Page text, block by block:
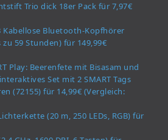
Trio dick 18er Pack für 7,97€
Kabellose Bluetooth-Kopfhörer
zu 59 Stunden) für 149,99€
Play: Beerenfete mit Bisasam und
Set mit 2 SMART Tags
(72155) für 14,99€ (Vergleich:
(20 m, 250 LEDs, RGB) für